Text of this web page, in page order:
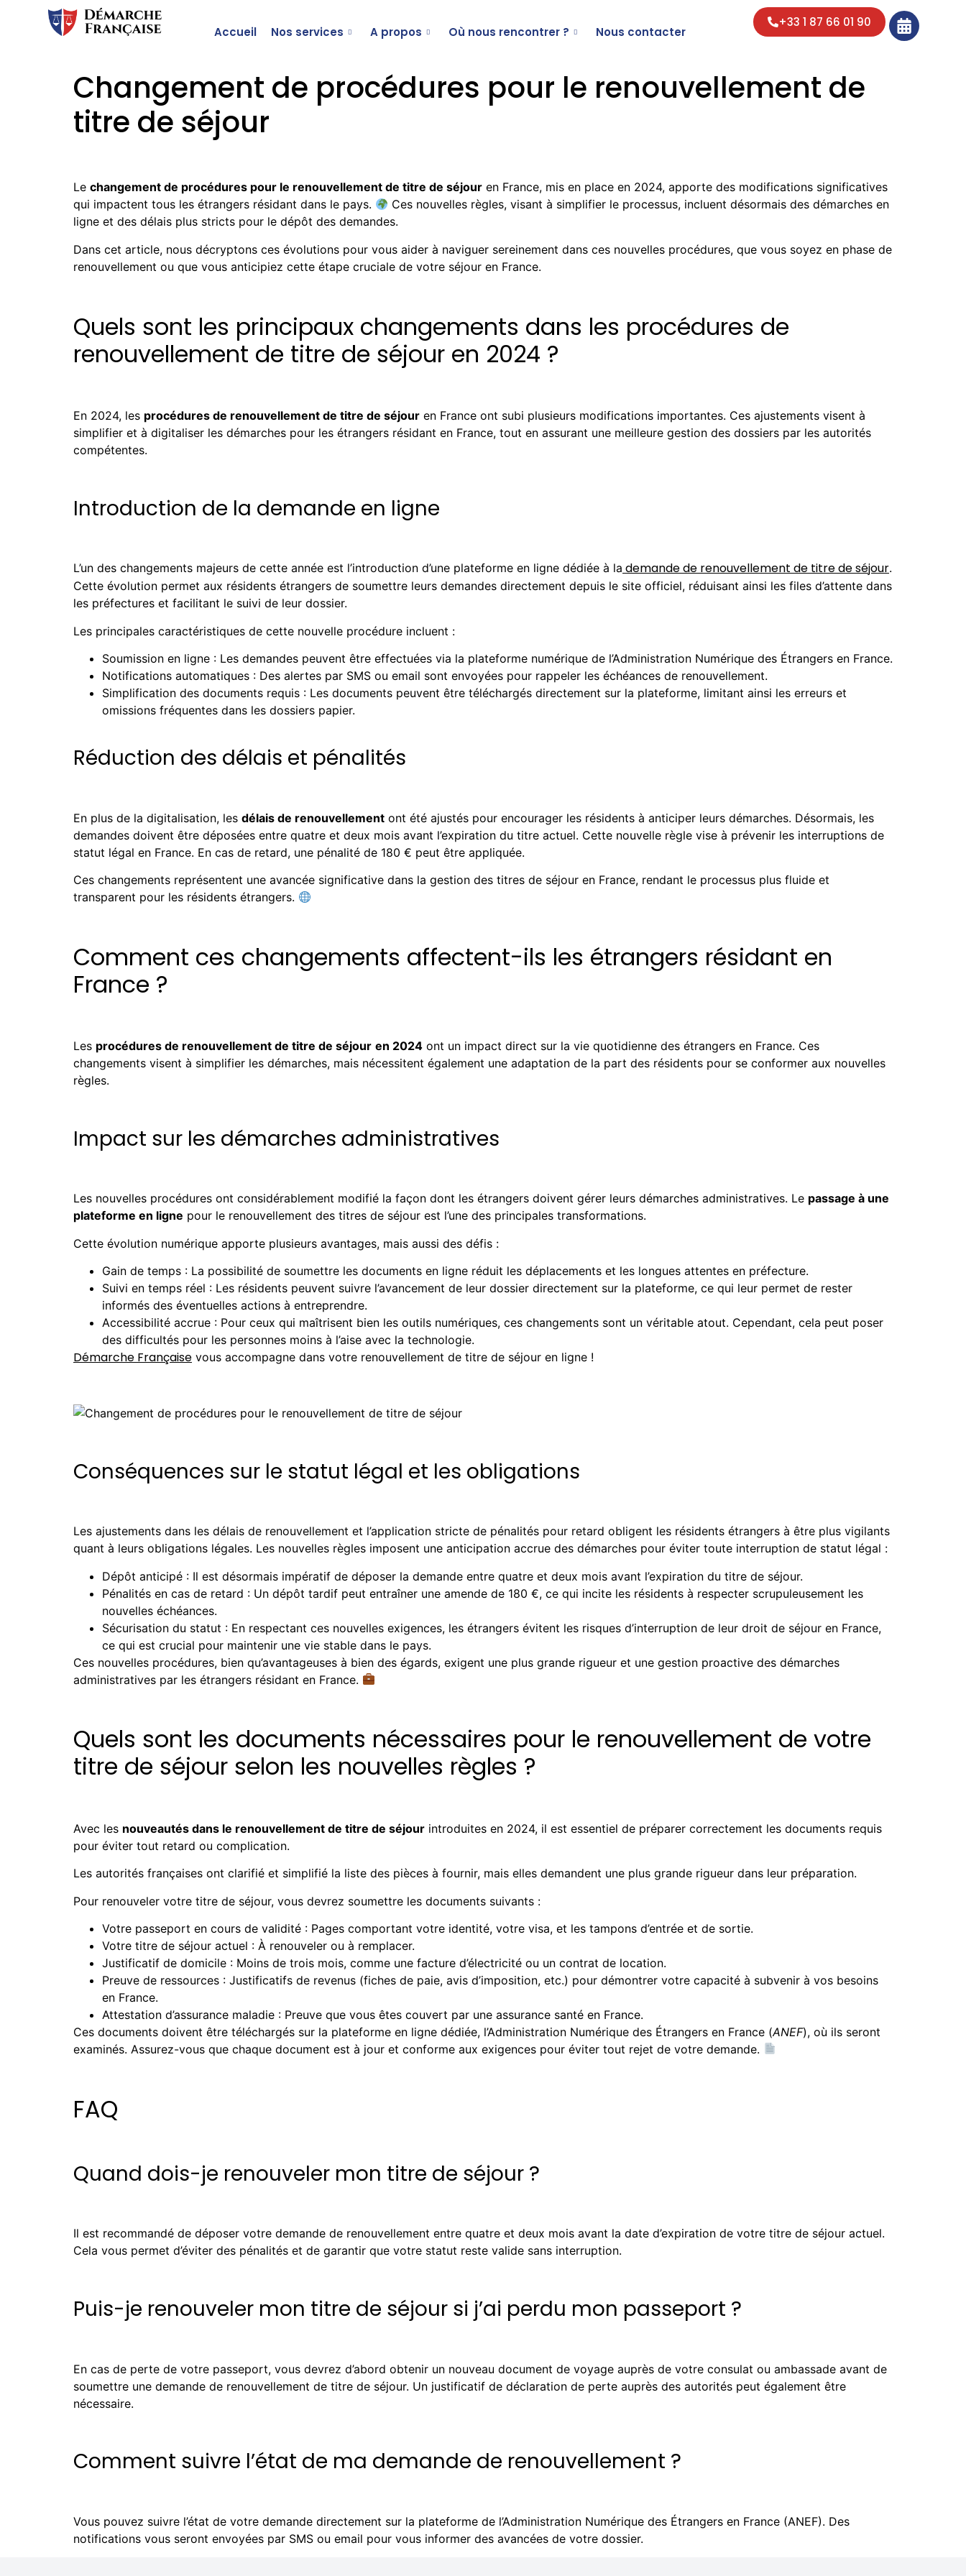
Accueil Nos services A propos Où nous rencontrer ? Nous contacter
+33 1 87 66 01 90
Changement de procédures pour le renouvellement de
titre de séjour
Le changement de procédures pour le renouvellement de titre de séjour en France, mis en place en 2024, apporte des modifications significatives
qui impactent tous les étrangers résidant dans le pays.
Ces nouvelles règles, visant à simplifier le processus, incluent désormais des démarches en
ligne et des délais plus stricts pour le dépôt des demandes.
Dans cet article, nous décryptons ces évolutions pour vous aider à naviguer sereinement dans ces nouvelles procédures, que vous soyez en phase de
renouvellement ou que vous anticipiez cette étape cruciale de votre séjour en France.
Quels sont les principaux changements dans les procédures de
renouvellement de titre de séjour en 2024 ?
En 2024, les procédures de renouvellement de titre de séjour en France ont subi plusieurs modifications importantes. Ces ajustements visent à
simplifier et à digitaliser les démarches pour les étrangers résidant en France, tout en assurant une meilleure gestion des dossiers par les autorités
compétentes.
Introduction de la demande en ligne
L’un des changements majeurs de cette année est l’introduction d’une plateforme en ligne dédiée à la demande de renouvellement de titre de séjour.
Cette évolution permet aux résidents étrangers de soumettre leurs demandes directement depuis le site officiel, réduisant ainsi les files d’attente dans
les préfectures et facilitant le suivi de leur dossier.
Les principales caractéristiques de cette nouvelle procédure incluent :
Soumission en ligne : Les demandes peuvent être effectuées via la plateforme numérique de l’Administration Numérique des Étrangers en France.
Notifications automatiques : Des alertes par SMS ou email sont envoyées pour rappeler les échéances de renouvellement.
Simplification des documents requis : Les documents peuvent être téléchargés directement sur la plateforme, limitant ainsi les erreurs et
omissions fréquentes dans les dossiers papier.
Réduction des délais et pénalités
En plus de la digitalisation, les délais de renouvellement ont été ajustés pour encourager les résidents à anticiper leurs démarches. Désormais, les
demandes doivent être déposées entre quatre et deux mois avant l’expiration du titre actuel. Cette nouvelle règle vise à prévenir les interruptions de
statut légal en France. En cas de retard, une pénalité de 180 € peut être appliquée.
Ces changements représentent une avancée significative dans la gestion des titres de séjour en France, rendant le processus plus fluide et
transparent pour les résidents étrangers.
Comment ces changements affectent-ils les étrangers résidant en
France ?
Les procédures de renouvellement de titre de séjour en 2024 ont un impact direct sur la vie quotidienne des étrangers en France. Ces
changements visent à simplifier les démarches, mais nécessitent également une adaptation de la part des résidents pour se conformer aux nouvelles
règles.
Impact sur les démarches administratives
Les nouvelles procédures ont considérablement modifié la façon dont les étrangers doivent gérer leurs démarches administratives. Le passage à une
plateforme en ligne pour le renouvellement des titres de séjour est l’une des principales transformations.
Cette évolution numérique apporte plusieurs avantages, mais aussi des défis :
Gain de temps : La possibilité de soumettre les documents en ligne réduit les déplacements et les longues attentes en préfecture.
Suivi en temps réel : Les résidents peuvent suivre l’avancement de leur dossier directement sur la plateforme, ce qui leur permet de rester
informés des éventuelles actions à entreprendre.
Accessibilité accrue : Pour ceux qui maîtrisent bien les outils numériques, ces changements sont un véritable atout. Cependant, cela peut poser
des difficultés pour les personnes moins à l’aise avec la technologie.
Démarche Française vous accompagne dans votre renouvellement de titre de séjour en ligne !
Conséquences sur le statut légal et les obligations
Les ajustements dans les délais de renouvellement et l’application stricte de pénalités pour retard obligent les résidents étrangers à être plus vigilants
quant à leurs obligations légales. Les nouvelles règles imposent une anticipation accrue des démarches pour éviter toute interruption de statut légal :
Dépôt anticipé : Il est désormais impératif de déposer la demande entre quatre et deux mois avant l’expiration du titre de séjour.
Pénalités en cas de retard : Un dépôt tardif peut entraîner une amende de 180 €, ce qui incite les résidents à respecter scrupuleusement les
nouvelles échéances.
Sécurisation du statut : En respectant ces nouvelles exigences, les étrangers évitent les risques d’interruption de leur droit de séjour en France,
ce qui est crucial pour maintenir une vie stable dans le pays.
Ces nouvelles procédures, bien qu’avantageuses à bien des égards, exigent une plus grande rigueur et une gestion proactive des démarches
administratives par les étrangers résidant en France.
Quels sont les documents nécessaires pour le renouvellement de votre
titre de séjour selon les nouvelles règles ?
Avec les nouveautés dans le renouvellement de titre de séjour introduites en 2024, il est essentiel de préparer correctement les documents requis
pour éviter tout retard ou complication.
Les autorités françaises ont clarifié et simplifié la liste des pièces à fournir, mais elles demandent une plus grande rigueur dans leur préparation.
Pour renouveler votre titre de séjour, vous devrez soumettre les documents suivants :
Votre passeport en cours de validité : Pages comportant votre identité, votre visa, et les tampons d’entrée et de sortie.
Votre titre de séjour actuel : À renouveler ou à remplacer.
Justificatif de domicile : Moins de trois mois, comme une facture d’électricité ou un contrat de location.
Preuve de ressources : Justificatifs de revenus (fiches de paie, avis d’imposition, etc.) pour démontrer votre capacité à subvenir à vos besoins
en France.
Attestation d’assurance maladie : Preuve que vous êtes couvert par une assurance santé en France.
Ces documents doivent être téléchargés sur la plateforme en ligne dédiée, l’Administration Numérique des Étrangers en France (ANEF), où ils seront
examinés. Assurez-vous que chaque document est à jour et conforme aux exigences pour éviter tout rejet de votre demande.
FAQ
Quand dois-je renouveler mon titre de séjour ?
Il est recommandé de déposer votre demande de renouvellement entre quatre et deux mois avant la date d’expiration de votre titre de séjour actuel.
Cela vous permet d’éviter des pénalités et de garantir que votre statut reste valide sans interruption.
Puis-je renouveler mon titre de séjour si j’ai perdu mon passeport ?
En cas de perte de votre passeport, vous devrez d’abord obtenir un nouveau document de voyage auprès de votre consulat ou ambassade avant de
soumettre une demande de renouvellement de titre de séjour. Un justificatif de déclaration de perte auprès des autorités peut également être
nécessaire.
Comment suivre l’état de ma demande de renouvellement ?
Vous pouvez suivre l’état de votre demande directement sur la plateforme de l’Administration Numérique des Étrangers en France (ANEF). Des
notifications vous seront envoyées par SMS ou email pour vous informer des avancées de votre dossier.